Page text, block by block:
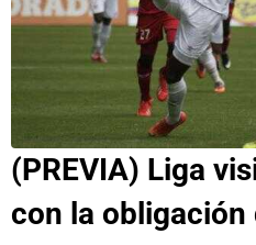
(PREVIA) Liga
con la obligación